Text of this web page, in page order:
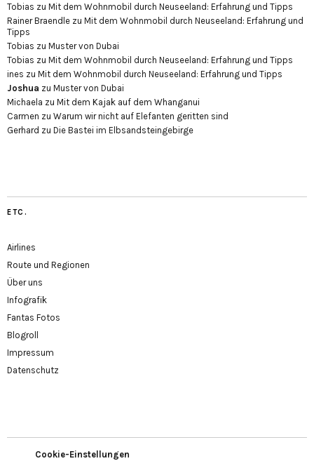
Tobias zu Mit dem Wohnmobil durch Neuseeland: Erfahrung und Tipps
Rainer Braendle zu Mit dem Wohnmobil durch Neuseeland: Erfahrung und
Tipps
Tobias zu Muster von Dubai
Tobias zu Mit dem Wohnmobil durch Neuseeland: Erfahrung und Tipps
ines zu Mit dem Wohnmobil durch Neuseeland: Erfahrung und Tipps
Joshua zu Muster von Dubai
Michaela zu Mit dem Kajak auf dem Whanganui
Carmen zu Warum wir nicht auf Elefanten geritten sind
Gerhard zu Die Bastei im Elbsandsteingebirge
ETC.
Airlines
Route und Regionen
Über uns
Infografik
Fantas Fotos
Blogroll
Impressum
Datenschutz
Cookie-Einstellungen